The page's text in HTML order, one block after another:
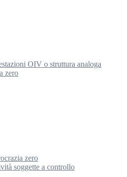
OIV o struttura analoga
zero
zero
soggette a controllo